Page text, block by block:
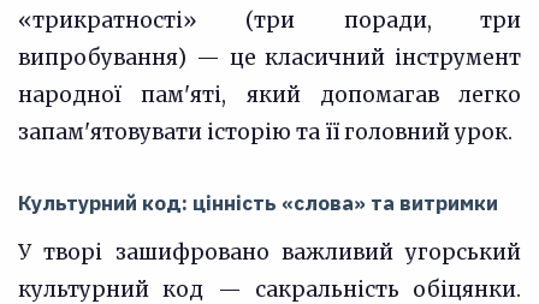
«трикратності» (три поради, три
випробування) — це класичний інструмент
народної пам'яті, який допомагав легко
запам'ятовувати історію та її головний урок.
Культурний код: цінність «слова» та витримки
У творі зашифровано важливий угорський
культурний код — сакральність обіцянки.